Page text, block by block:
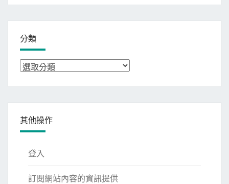
分類
分
其他操作
登入
訂閱網站內容的資訊提供